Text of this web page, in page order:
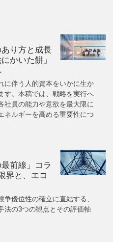
り方と成長
かいた餅」
に伴う人的資本をいかに生か
す。本稿では、戦略を実行へ
社員の能力や意欲を最大限に
ネルギーを高める重要性につ
前線」コラ
界と、エコ
優位性の確立に直結する、
法の3つの観点とその評価軸